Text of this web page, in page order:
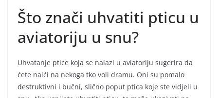
Što znači uhvatiti pticu u
aviatoriju u snu?
Uhvatanje ptice koja se nalazi u aviatoriju sugerira da
ćete naići na nekoga tko voli dramu. Oni su pomalo
destruktivni i bučni, slično poput ptica koje ste vidjeli u